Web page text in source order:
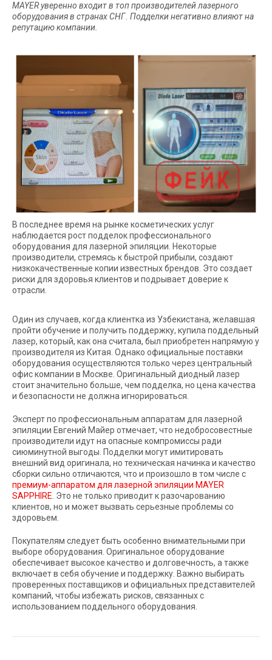
MAYER уверенно входит в топ производителей лазерного
оборудования в странах СНГ. Подделки негативно влияют на
репутацию компании.
В последнее время на рынке косметических услуг
наблюдается рост подделок профессионального
оборудования для лазерной эпиляции. Некоторые
производители, стремясь к быстрой прибыли, создают
низкокачественные копии известных брендов. Это создает
риски для здоровья клиентов и подрывает доверие к
отрасли.
Один из случаев, когда клиентка из Узбекистана, желавшая
пройти обучение и получить поддержку, купила поддельный
лазер, который, как она считала, был приобретен напрямую у
производителя из Китая. Однако официальные поставки
оборудования осуществляются только через центральный
офис компании в Москве. Оригинальный диодный лазер
стоит значительно больше, чем подделка, но цена качества
и безопасности не должна игнорироваться.
Эксперт по профессиональным аппаратам для лазерной
эпиляции Евгений Майер отмечает, что недобросовестные
производители идут на опасные компромиссы ради
сиюминутной выгоды. Подделки могут имитировать
внешний вид оригинала, но техническая начинка и качество
сборки сильно отличаются, что и произошло в том числе с
премиум-аппаратом для лазерной эпиляции MAYER
SAPPHIRE . Это не только приводит к разочарованию
клиентов, но и может вызвать серьезные проблемы со
здоровьем.
Покупателям следует быть особенно внимательными при
выборе оборудования. Оригинальное оборудование
обеспечивает высокое качество и долговечность, а также
включает в себя обучение и поддержку. Важно выбирать
проверенных поставщиков и официальных представителей
компаний, чтобы избежать рисков, связанных с
использованием поддельного оборудования.